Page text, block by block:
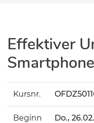
Effektiver
Kursnr.
Beginn Do.,